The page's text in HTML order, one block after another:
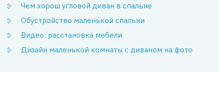
Чем хорош угловой диван в спальне
Обустройство маленькой спальни
Видео: расстановка мебели
Дизайн маленькой комнаты с диваном на фото